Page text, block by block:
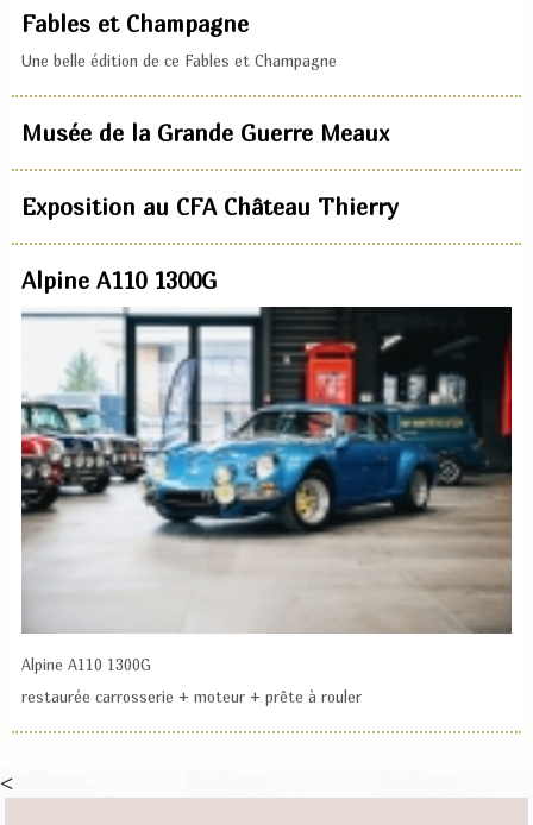
Fables et Champagne
Une belle édition de ce Fables et Champagne
Musée de la Grande Guerre Meaux
Exposition au CFA Château Thierry
Alpine A110 1300G
Alpine A110 1300G
restaurée carrosserie + moteur + prête à rouler
<